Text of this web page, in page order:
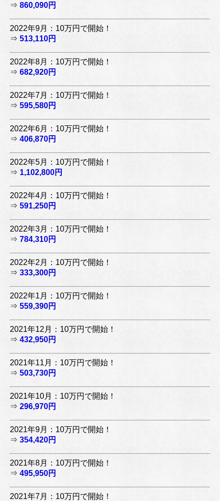
⇒ 860,090円
2022年9月：10万円で開始！
⇒ 513,110円
2022年8月：10万円で開始！
⇒ 682,920円
2022年7月：10万円で開始！
⇒ 595,580円
2022年6月：10万円で開始！
⇒ 406,870円
2022年5月：10万円で開始！
⇒ 1,102,800円
2022年4月：10万円で開始！
⇒ 591,250円
2022年3月：10万円で開始！
⇒ 784,310円
2022年2月：10万円で開始！
⇒ 333,300円
2022年1月：10万円で開始！
⇒ 559,390円
2021年12月：10万円で開始！
⇒ 432,950円
2021年11月：10万円で開始！
⇒ 503,730円
2021年10月：10万円で開始！
⇒ 296,970円
2021年9月：10万円で開始！
⇒ 354,420円
2021年8月：10万円で開始！
⇒ 495,950円
2021年7月：10万円で開始！